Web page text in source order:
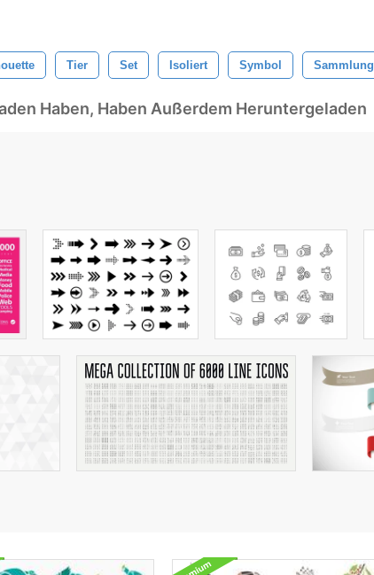
Tier Set Isoliert Symbol Sammlung
Haben, Haben Außerdem Heruntergeladen